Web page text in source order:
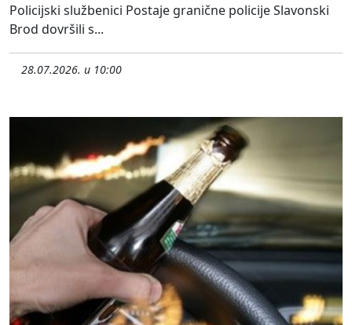
Policijski službenici Postaje granične policije Slavonski
Brod dovršili s...
28.07.2026. u 10:00